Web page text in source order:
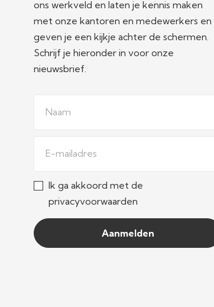
ons werkveld en laten je kennis maken
met onze kantoren en medewerkers en
geven je een kijkje achter de schermen.
Schrijf je hieronder in voor onze
nieuwsbrief.
Naam
E-mailadres
Ik ga akkoord met de
privacyvoorwaarden
Aanmelden